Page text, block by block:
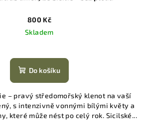
800 Kč
Skladem
Do košíku
– pravý středomořský klenot na vaší
s intenzivně vonnými bílými květy a
které může nést po celý rok. Sicilské...